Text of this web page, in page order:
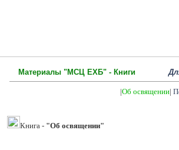
Материалы "МСЦ ЕХБ" - Книги Для
|Об освящении|
Книга - "Об освящении"